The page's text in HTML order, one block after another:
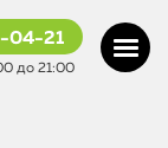
04-21
до 21:00